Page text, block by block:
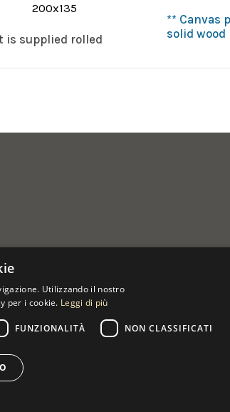
200x135
is supplied rolled
** Canvas
solid wood
Utilizzando il nostro
per i cookie. Leggi di più
FUNZIONALITÀ NON CLASSIFICATI